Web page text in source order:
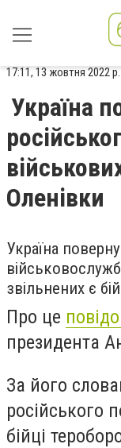
17:11, 13 жовтня 2022 р.
Україна
Оленівки
Україна
звільнених є
Про це
президента
За його
російського
бійці